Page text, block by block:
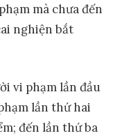
mà chưa đến
nghiện bắt
vi phạm lần đầu
lần thứ hai
đến lần thứ ba